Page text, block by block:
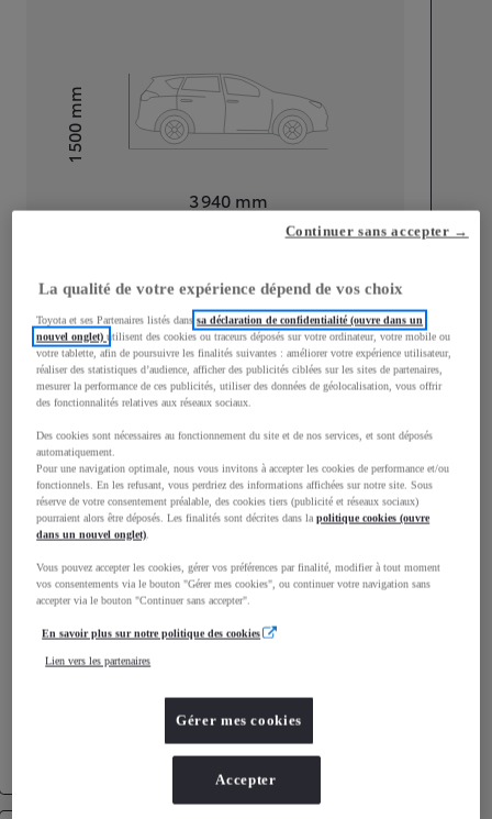
3 940 mm
Hauteur1 500
mm
Largeur
1 745mm
Consommation mixte
Consommation mixte 4L/100 km
Émissions CO2
91g/km
Performances
Vitesse maximale
Boîte automatique
La qualité de votre expérience dépend de vos choix
Toyota et ses Partenaires listés danssa déclaration de confidentialité (ouvre dans un
nouvel onglet)utilisent des cookies ou traceurs déposés sur votre ordinateur, votre mobile ou
votre tablette, afin de poursuivre les finalités suivantes : améliorer votre expérience utilisateur,
réaliser des statistiques d’audience, afficher des publicités ciblées sur les sites de partenaires,
mesurer la performance de ces publicités, utiliser des données de géolocalisation, vous offrir
des fonctionnalités relatives aux réseaux sociaux.
Des cookies sont nécessaires au fonctionnement du site et de nos services, et sont déposés
automatiquement.
Pour une navigation optimale, nous vous invitons à accepter les cookies de performance et/ou
fonctionnels. En les refusant, vous perdriez des informations affichées sur notre site. Sous
réserve de votre consentement préalable, des cookies tiers (publicité et réseaux sociaux)
pourraient alors être déposés. Les finalités sont décrites dans lapolitique cookies (ouvre
dans un nouvel onglet).
Vous pouvez accepter les cookies, gérer vos préférences par finalité, modifier à tout moment
vos consentements via le bouton "Gérer mes cookies", ou continuer votre navigation sans
accepter via le bouton "Continuer sans accepter".
En savoir plus sur notre politique des cookies
Lien vers les partenaires
Gérer mes cookies
Continuer sans accepter →
Accepter